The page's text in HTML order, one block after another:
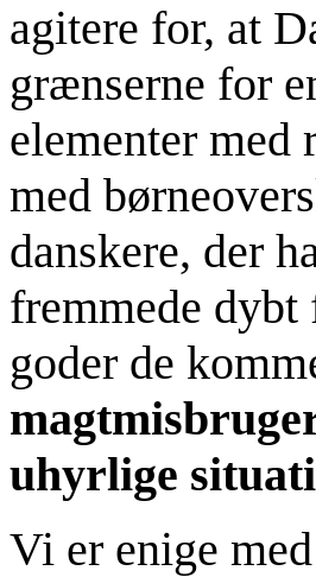
agitere for, at
grænserne for
elementer med
med
danskere, der
fremmede dybt
goder de
uhyrlige
Vi er enige